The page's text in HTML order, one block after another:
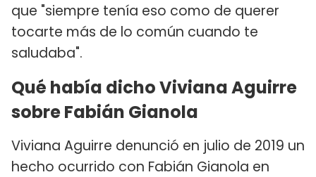
que "siempre tenía eso como de querer
tocarte más de lo común cuando te
saludaba".
Qué había dicho Viviana Aguirre
sobre Fabián Gianola
Viviana Aguirre denunció en julio de 2019 un
hecho ocurrido con Fabián Gianola en